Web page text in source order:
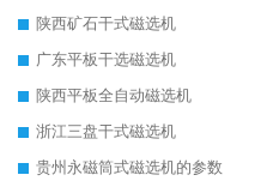
陕西矿石干式磁选机
广东平板干选磁选机
陕西平板全自动磁选机
浙江三盘干式磁选机
贵州永磁筒式磁选机的参数